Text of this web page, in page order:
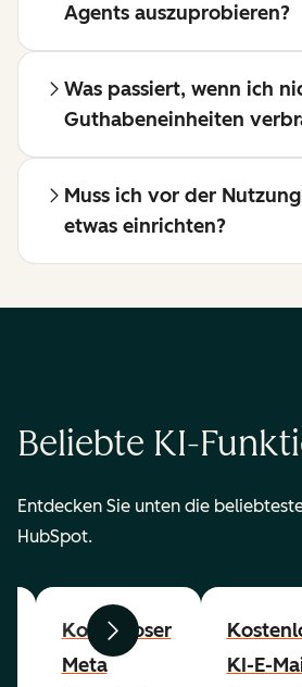
Agents auszuprobieren?
Was passiert, wenn ich
Guthabeneinheiten
Muss ich vor der
etwas einrichten?
Beliebte KI-
Entdecken Sie unten die
HubSpot.
ZurückWeiter
Kostenloser
Meta
KI-E-